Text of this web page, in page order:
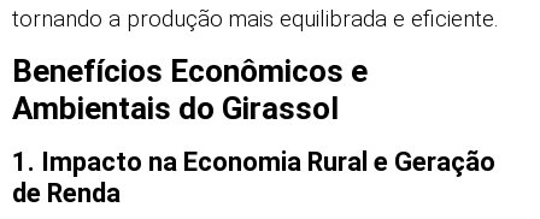
tornando a produção mais equilibrada e eficiente.
Benefícios Econômicos e
Ambientais do Girassol
1. Impacto na Economia Rural e Geração
de Renda